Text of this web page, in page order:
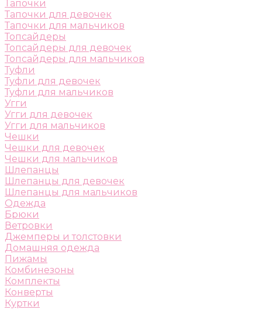
Тапочки
Тапочки для девочек
Тапочки для мальчиков
Топсайдеры
Топсайдеры для девочек
Топсайдеры для мальчиков
Туфли
Туфли для девочек
Туфли для мальчиков
Угги
Угги для девочек
Угги для мальчиков
Чешки
Чешки для девочек
Чешки для мальчиков
Шлепанцы
Шлепанцы для девочек
Шлепанцы для мальчиков
Одежда
Брюки
Ветровки
Джемперы и толстовки
Домашняя одежда
Пижамы
Комбинезоны
Комплекты
Конверты
Куртки